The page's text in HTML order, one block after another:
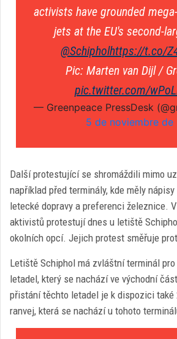
activists have grounded
jets at the EU's second-
@Schipholhttps://t.co/
Pic: Marten van Dijl /
pic.twitter.com/
— Greenpeace PressDesk
5 de noviembre de
Další protestující se shromáždili mimo
například před terminály, kde měly
letecké dopravy a preferenci železnice.
aktivistů protestují dnes u letiště
okolních opcí. Jejich protest směřuje
Letiště Schiphol má zvláštní terminál
letadel, který se nachází ve východní
přistání těchto letadel je k dispozici také
ranvej, která se nachází u tohoto